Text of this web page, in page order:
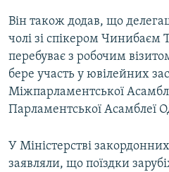
Він також додав, що
чолі зі спікером Чинибаєм
перебуває з робочим
бере участь у ювілейних
Міжпарламентської
Парламентської Асамблеї
У Міністерстві
заявляли, що поїздки